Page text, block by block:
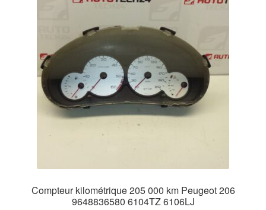
Compteur kilométrique 205 000 km Peugeot 206
9648836580 6104TZ 6106LJ